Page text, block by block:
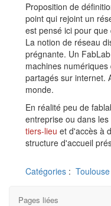
Proposition de
point qui rejoint un
est pensé ici pour
La notion de réseau
prégnante. Un
machines
partagés sur internet.
monde.
En réalité peu de
entreprise ou dans
tiers-lieu et d'accès à
structure d'accueil
Catégories : Toulouse
Pages liées